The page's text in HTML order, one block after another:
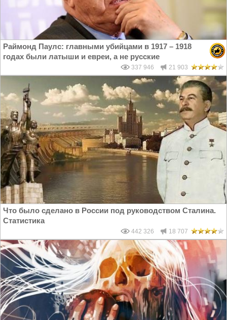
Раймонд Паулс: главными убийцами в 1917 – 1918
годах были латыши и евреи, а не русские
337 946 21 903
Что было сделано в России под руководством Сталина.
Статистика
442 326 18 707